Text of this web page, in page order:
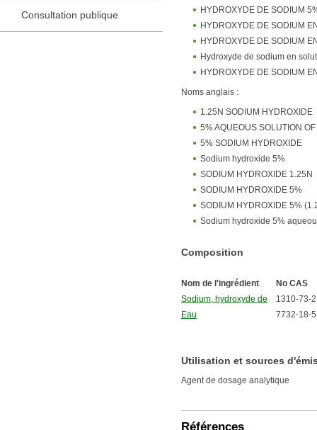
Consultation publique
HYDROXYDE DE SODIUM
HYDROXYDE DE SODIUM
HYDROXYDE DE SODIUM
Hydroxyde de sodium en
HYDROXYDE DE SODIUM
Noms anglais :
1.25N SODIUM HYDROXIDE
5% AQUEOUS SOLUTION
5% SODIUM HYDROXIDE
Sodium hydroxide 5%
SODIUM HYDROXIDE 1.25N
SODIUM HYDROXIDE 5%
SODIUM HYDROXIDE 5%
Sodium hydroxide 5%
Composition
Nom de l'ingrédient
No CAS
Sodium, hydroxyde de
1310-73-2
Eau
7732-18-5
Utilisation et sources
Agent de dosage analytique
Références